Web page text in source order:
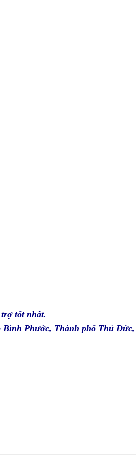
tốt nhất.
Phước, Thành phố Thủ Đức,